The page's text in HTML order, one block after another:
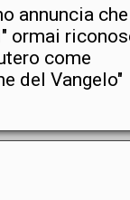
annuncia
ormai
come
del Vangelo"